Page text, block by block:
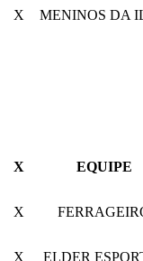
X MENINOS DA
X EQUIPE
X
X ELDER